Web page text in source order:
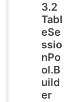
3.2
Tabl
eSe
ssio
nPo
ol.B
uild
er